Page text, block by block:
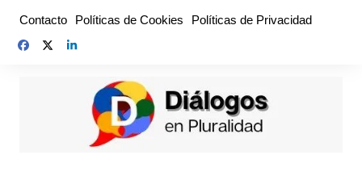
contenido
Contacto Políticas de Cookies Políticas de Privacidad